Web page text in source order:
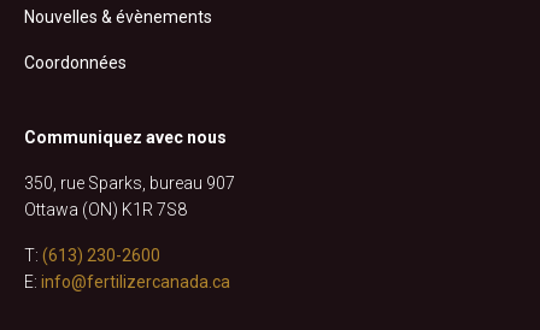
Nouvelles & évènements
Coordonnées
Communiquez avec nous
350, rue Sparks, bureau 907
Ottawa (ON) K1R 7S8
T: (613) 230-2600
E: info@fertilizercanada.ca